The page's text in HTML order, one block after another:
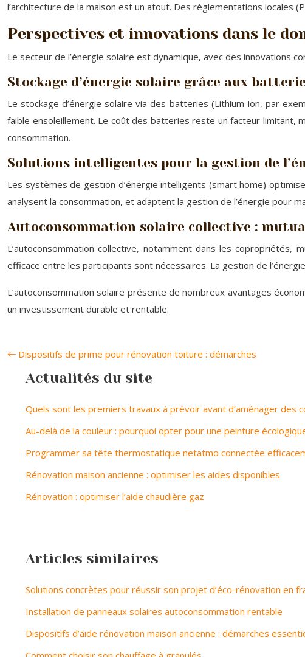
l’architecture de la maison est un atout. Des réglementations locales
Perspectives et innovations dans le
Le secteur de l’énergie solaire est dynamique, avec des innovations
Stockage d’énergie solaire grâce aux
Le stockage d’énergie solaire via des batteries (Lithium-ion, par
faible ensoleillement. Le coût des batteries reste un facteur limitant,
consommation.
Solutions intelligentes pour la gestion de
Les systèmes de gestion d’énergie intelligents (smart home)
analysent la consommation, et adaptent la gestion de l’énergie pour
Autoconsommation solaire collective :
L’autoconsommation collective, notamment dans les copropriétés,
efficace entre les participants sont nécessaires. La gestion de
L’autoconsommation solaire présente de nombreux avantages
un investissement durable et rentable.
Dispositifs de prime pour rénovation toiture : démarches
Actualités du site
Quels sont les premiers travaux à prévoir avant d’aménager des
Au-delà de la couleur : pourquoi opter pour une peinture
Programmer sa tête thermostatique netatmo connectée
Rénovation maison ancienne : optimiser les aides disponibles
Rénovation : optimiser l’aide chaudière gaz
Articles similaires
Solutions concrètes pour réussir son projet d’éco-rénovation en
Installation de panneaux solaires autoconsommation rentable
Dispositifs d’aide rénovation maison ancienne : démarches